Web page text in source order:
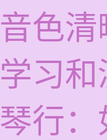
色
习
行